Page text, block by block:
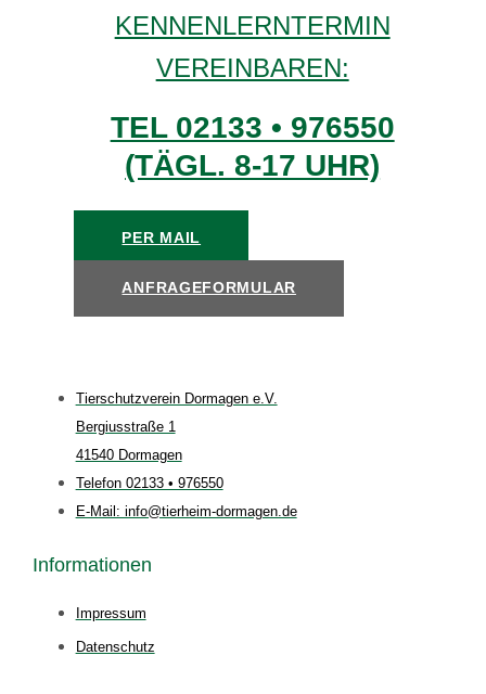
KENNENLERNTERMIN
VEREINBAREN:
TEL 02133 • 976550
(TÄGL. 8-17 UHR)
PER MAIL
ANFRAGEFORMULAR
Tierschutzverein Dormagen e.V.
Bergiusstraße 1
41540 Dormagen
Telefon 02133 • 976550
E-Mail: info@tierheim-dormagen.de
Informationen
Impressum
Datenschutz